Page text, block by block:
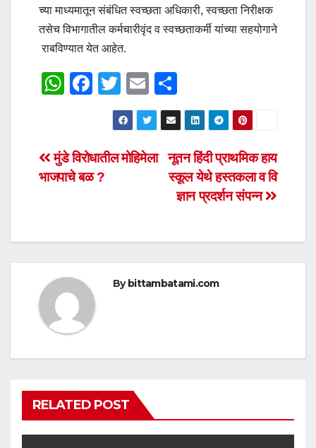
च्या माध्यमातून संबंधित स्वच्छता अधिकारी, स्वच्छता निरीक्षक
तसेच विभागातील कर्मचारीवृंद व स्वच्छताकर्मी यांच्या सहयोगाने
राबविण्यात येत आहेत.
W
s
A
F
e
b
k
T
wi
tt
er
E
m
ail
h
ar
e
Post
नूतन हिंदी प्राथमिक हाय
स्कूल येथे हस्तकला व वि
ज्ञान प्रदर्शन संपन्न
मुंडे विरोधातील मोहिमेला
भाजपाचे बळ ?
Bybittambatami.com
RELATED POST